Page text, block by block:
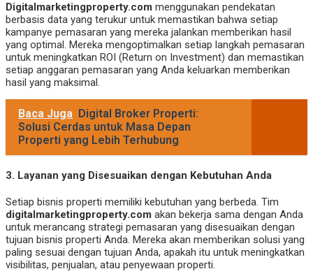
Digitalmarketingproperty.com menggunakan pendekatan
berbasis data yang terukur untuk memastikan bahwa setiap
kampanye pemasaran yang mereka jalankan memberikan hasil
yang optimal. Mereka mengoptimalkan setiap langkah pemasaran
untuk meningkatkan ROI (Return on Investment) dan memastikan
setiap anggaran pemasaran yang Anda keluarkan memberikan
hasil yang maksimal.
Baca Juga Digital Broker Properti:
Solusi Cerdas untuk Masa Depan
Properti yang Lebih Terhubung
3. Layanan yang Disesuaikan dengan Kebutuhan Anda
Setiap bisnis properti memiliki kebutuhan yang berbeda. Tim
digitalmarketingproperty.com akan bekerja sama dengan Anda
untuk merancang strategi pemasaran yang disesuaikan dengan
tujuan bisnis properti Anda. Mereka akan memberikan solusi yang
paling sesuai dengan tujuan Anda, apakah itu untuk meningkatkan
visibilitas, penjualan, atau penyewaan properti.